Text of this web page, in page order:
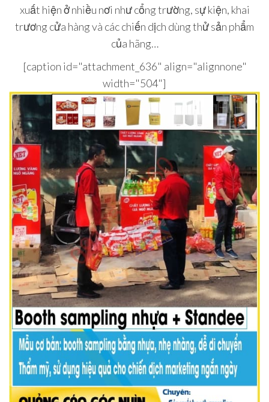
xuất hiện ở nhiều nơi như cổng trường, sự kiện, khai
trương cửa hàng và các chiến dịch dùng thử sản phẩm
của hãng…
[caption id="attachment_636" align="alignnone"
width="504"]